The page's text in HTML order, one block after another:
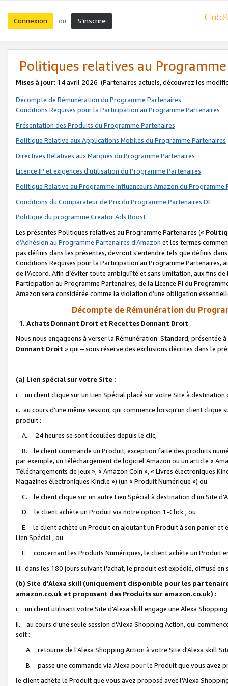
Connexion ou S’inscrire
Politiques relatives au
Mises à jour: 14 avril 2026 (Partenaires actuels, découvrez les
Décompte de Rémunération du Programme Partenaires
Conditions Requises pour la Participation au Programme Partenaires
Présentation des Produits du Programme Partenaires
Politique Relative aux Applications Mobiles du Programme Partenaires
Directives Relatives aux Marques du Programme Partenaires
Licence IP et exigences d'utilisation du Programme Partenaires
Politique Relative au Programme Influenceurs Amazon du Programme
Conditions du Comparateur de Prix du Programme Partenaires DE
Politique du programme Creator Ads Boost
Les présentes Politiques relatives au Programme Partenaires («
d’Adhésion au Programme Partenaires d'Amazon et les termes
pas définis dans les présentes, devront s'entendre tels que définis
Conditions Requises pour la Participation au Programme Partenaires,
de l'Accord. Afin d’éviter toute ambiguïté et sans limitation, aux fins
Participation au Programme Partenaires, de la Licence PI du
Amazon sera considérée comme la violation d’une obligation
Décompte de Rémunération du
1. Achats Donnant Droit et Recettes Donnant Droit
Nous nous engageons à verser la Rémunération Standard, présentée
Donnant Droit » qui – sous réserve des exclusions décrites dans le
(a) Lien spécial sur votre Site :
i. un client clique sur un Lien Spécial placé sur votre Site à destination
ii. au cours d'une même session, qui commence lorsqu'un client
produit :
A. 24 heures se sont écoulées depuis le clic,
B. le client commande un Produit, exception faite des produits
par exemple, un téléchargement de logiciel Amazon ou un article «
Téléchargements de jeux », « Amazon Coin », « Livres électroniques
Magazines électroniques Kindle ») (un « Produit Numérique ») ou
C. le client clique sur un autre Lien Spécial à destination d'un Site
D. le client achète un Produit via notre option 1-Click ; ou
E. le client achète un Produit en ajoutant un Produit à son panier et
Lien Spécial ; ou
F. concernant les Produits Numériques, le client achète un Produit
iii. dans les 180 jours suivant l'achat, le produit est expédié, diffusé
(b) Site d'Alexa skill (uniquement disponible pour les
amazon.co.uk et proposant des Produits sur amazon.co.uk) :
i. un client utilisant votre Site d'Alexa skill engage une Alexa
ii. au cours d'une seule session d'Alexa Shopping Action, qui
soit :
A. retourne de l'Alexa Shopping Action à votre Site d'Alexa skill
B. passe une commande via Alexa pour le Produit que vous avez
le client achète le Produit que vous avez proposé avec l'Alexa